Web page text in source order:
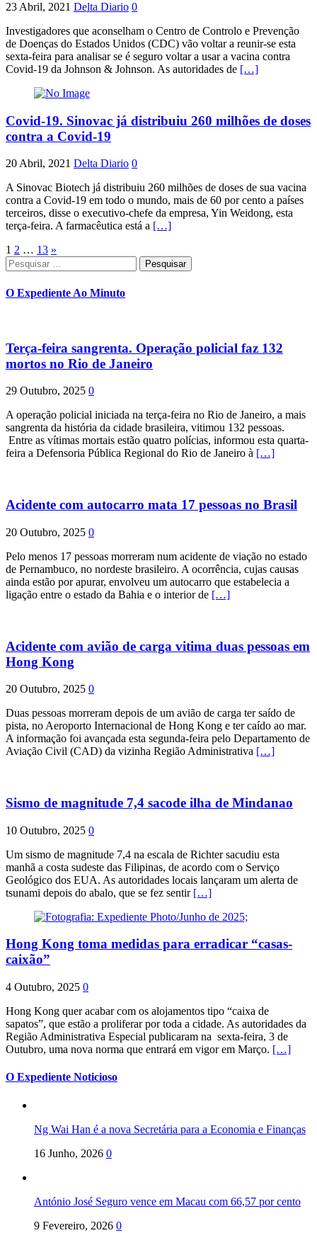
23 Abril, 2021 Delta Diario 0
Investigadores que aconselham o Centro de Controlo e Prevenção
de Doenças do Estados Unidos (CDC) vão voltar a reunir-se esta
sexta-feira para analisar se é seguro voltar a usar a vacina contra
Covid-19 da Johnson & Johnson. As autoridades de […]
Covid-19. Sinovac já distribuiu 260 milhões de doses
contra a Covid-19
20 Abril, 2021 Delta Diario 0
A Sinovac Biotech já distribuiu 260 milhões de doses de sua vacina
contra a Covid-19 em todo o mundo, mais de 60 por cento a países
terceiros, disse o executivo-chefe da empresa, Yin Weidong, esta
terça-feira. A farmacêutica está a […]
Paginação
dos
conteúdos
1 2 … 13 »
Pesquisar
por:
O Expediente Ao Minuto
Terça-feira sangrenta. Operação policial faz 132
mortos no Rio de Janeiro
29 Outubro, 2025 0
A operação policial iniciada na terça-feira no Rio de Janeiro, a mais
sangrenta da história da cidade brasileira, vitimou 132 pessoas.
Entre as vítimas mortais estão quatro polícias, informou esta quarta-
feira a Defensoria Pública Regional do Rio de Janeiro à […]
Acidente com autocarro mata 17 pessoas no Brasil
20 Outubro, 2025 0
Pelo menos 17 pessoas morreram num acidente de viação no estado
de Pernambuco, no nordeste brasileiro. A ocorrência, cujas causas
ainda estão por apurar, envolveu um autocarro que estabelecia a
ligação entre o estado da Bahia e o interior de […]
Acidente com avião de carga vitima duas pessoas em
Hong Kong
20 Outubro, 2025 0
Duas pessoas morreram depois de um avião de carga ter saído de
pista, no Aeroporto Internacional de Hong Kong e ter caído ao mar.
A informação foi avançada esta segunda-feira pelo Departamento de
Aviação Civil (CAD) da vizinha Região Administrativa […]
Sismo de magnitude 7,4 sacode ilha de Mindanao
10 Outubro, 2025 0
Um sismo de magnitude 7,4 na escala de Richter sacudiu esta
manhã a costa sudeste das Filipinas, de acordo com o Serviço
Geológico dos EUA. As autoridades locais lançaram um alerta de
tsunami depois do abalo, que se fez sentir […]
Hong Kong toma medidas para erradicar “casas-
caixão”
4 Outubro, 2025 0
Hong Kong quer acabar com os alojamentos tipo “caixa de
sapatos”, que estão a proliferar por toda a cidade. As autoridades da
Região Administrativa Especial publicaram na sexta-feira, 3 de
Outubro, uma nova norma que entrará em vigor em Março. […]
O Expediente Noticioso
Ng Wai Han é a nova Secretária para a Economia e Finanças
16 Junho, 2026 0
António José Seguro vence em Macau com 66,57 por cento
9 Fevereiro, 2026 0